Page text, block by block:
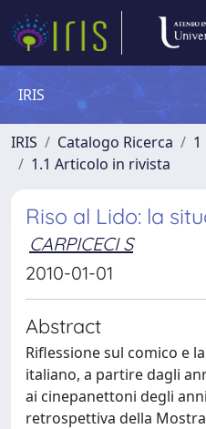
IRIS
IRIS Catalogo Ricerca
1
1.1 Articolo in rivista
Riso al Lido: la
CARPICECI S
2010-01-01
Abstract
Riflessione sul comico e
italiano, a partire dagli
ai cinepanettoni degli
retrospettiva della